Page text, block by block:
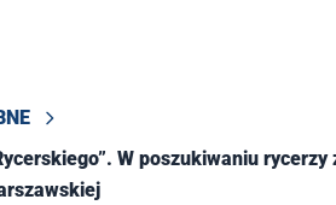
W poszukiwaniu rycerzy